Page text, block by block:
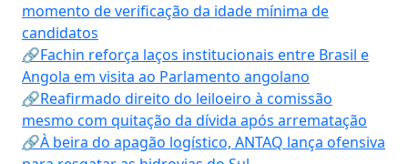
momento de verificação da idade mínima de
candidatos
🔗Fachin reforça laços institucionais entre Brasil e
Angola em visita ao Parlamento angolano
🔗Reafirmado direito do leiloeiro à comissão
mesmo com quitação da dívida após arrematação
🔗À beira do apagão logístico, ANTAQ lança ofensiva